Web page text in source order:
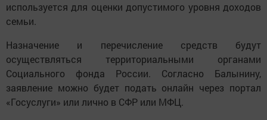
используется для оценки допустимого уровня доходов
семьи.
Назначение и перечисление средств будут
осуществляться территориальными органами
Социального фонда России. Согласно Балынину,
заявление можно будет подать онлайн через портал
«Госуслуги» или лично в СФР или МФЦ.